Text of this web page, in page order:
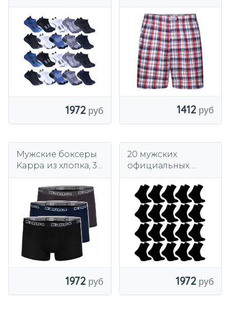
хлопковые носки
1972
K313
1412
Мужские боксеры
Kappa из хлопка, 3
разноцветные
1972
20 мужских
официальных
COTTON ЧЕРНЫХ
40/43
1972